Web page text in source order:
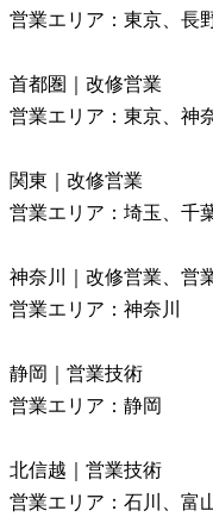
営業エリア：東京、長
首都圏｜改修営業
営業エリア：東京、神
関東｜改修営業
営業エリア：埼玉、千
神奈川｜改修営業、営
営業エリア：神奈川
静岡｜営業技術
営業エリア：静岡
北信越｜営業技術
営業エリア：石川、富